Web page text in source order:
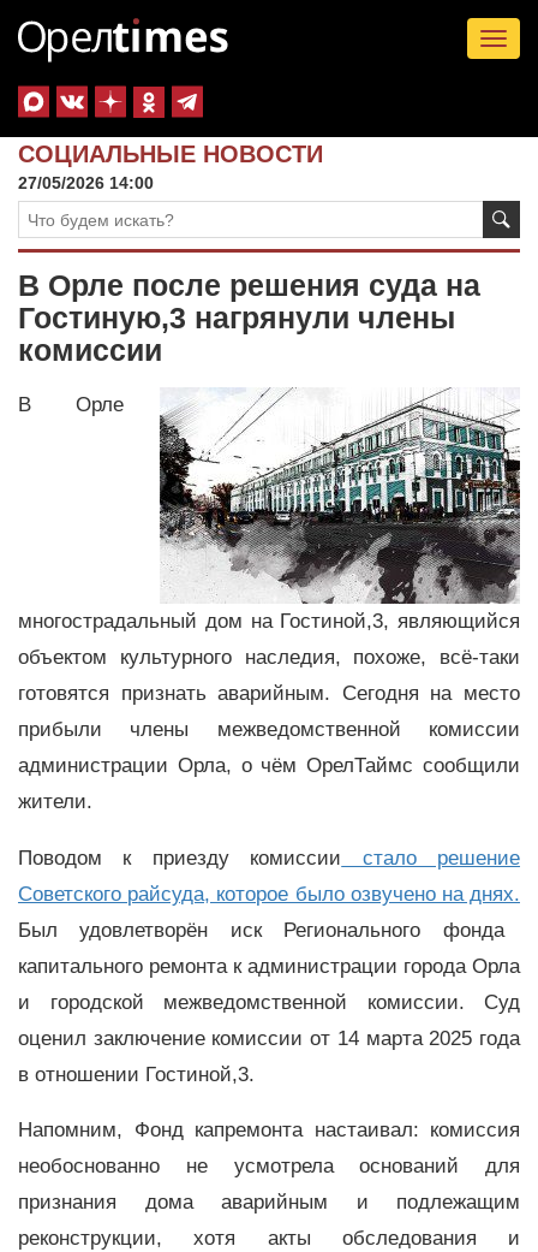
СОЦИАЛЬНЫЕ НОВОСТИ
27/05/2026 14:00
В Орле после решения суда на
Гостиную,3 нагрянули члены
комиссии
В Орле
многострадальный дом на Гостиной,3, являющийся
объектом культурного наследия, похоже, всё-таки
готовятся признать аварийным. Сегодня на место
прибыли члены межведомственной комиссии
администрации Орла, о чём ОрелТаймс сообщили
жители.
Поводом к приезду комиссии стало решение
Советского райсуда, которое было озвучено на днях.
Был удовлетворён иск Регионального фонда
капитального ремонта к администрации города Орла
и городской межведомственной комиссии. Суд
оценил заключение комиссии от 14 марта 2025 года
в отношении Гостиной,3.
Напомним, Фонд капремонта настаивал: комиссия
необоснованно не усмотрела оснований для
признания дома аварийным и подлежащим
реконструкции, хотя акты обследования и